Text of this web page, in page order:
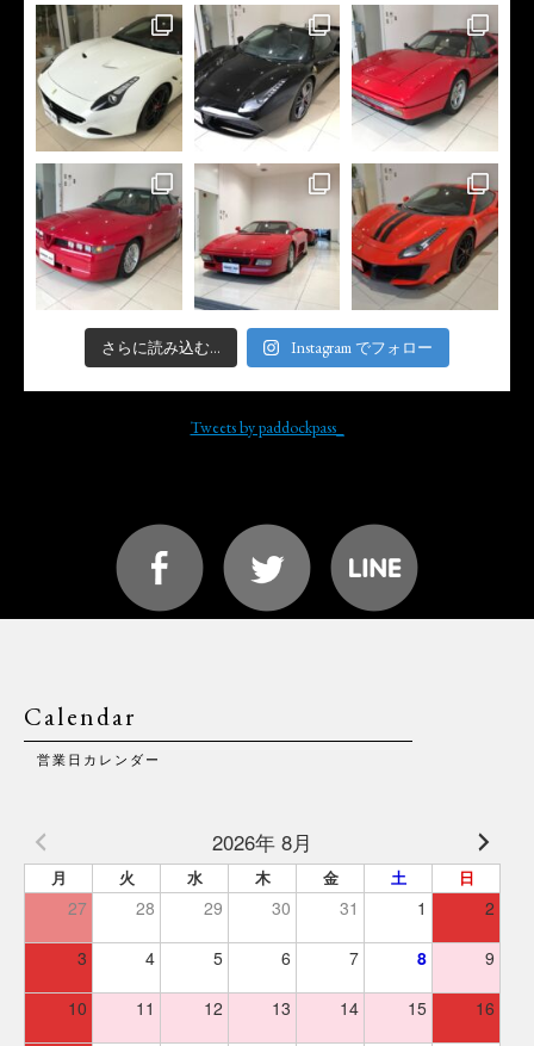
さらに読み込む... Instagram でフォロー
Tweets by paddockpass_
Calendar
営業日カレンダー
2026年 8月
月 火 水 木 金 土 日
27 28 29 30 31 1 2
3 4 5 6 7 8 9
10 11 12 13 14 15 16